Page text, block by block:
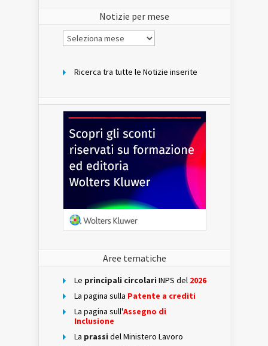
Notizie per mese
Notizie
per
Ricerca tra tutte le Notizie inserite
Aree tematiche
Le principali circolari INPS del 2026
La pagina sulla Patente a crediti
La pagina sull'Assegno di
Inclusione
La prassi del Ministero Lavoro